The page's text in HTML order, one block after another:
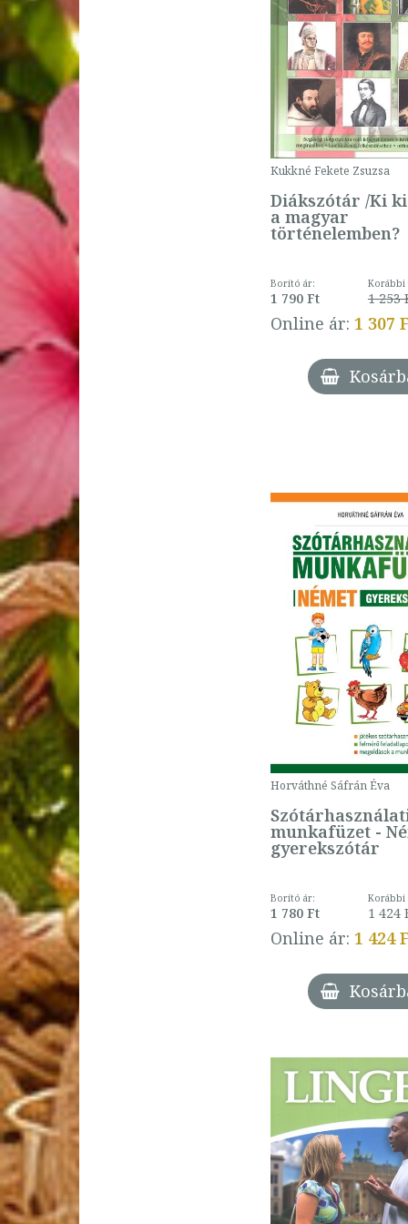
Kukkné Fekete Zsuzsa
Diákszótár /Ki
a magyar
történelemben?
Borító ár:
1 790 Ft
Korábbi
1 253
Online ár: 1 307
Horváthné Sáfrán Éva
munkafüzet -
gyerekszótár
Borító ár:
1 780 Ft
Korábbi
1 424
Online ár: 1 424